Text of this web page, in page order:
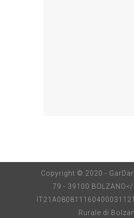
Copyright © 2020 -
79 - 39100
Rurale di